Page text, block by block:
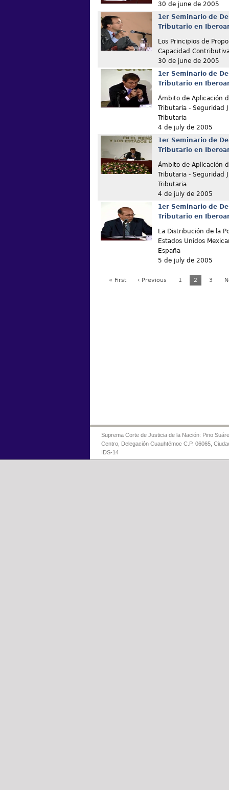
30 de june de 2005
1er Seminario de
Tributario en
Los Principios de
Capacidad
30 de june de 2005
1er Seminario de
Tributario en
Ámbito de Aplicación
Tributaria - Seguridad
Tributaria
4 de july de 2005
1er Seminario de
Tributario en
Ámbito de Aplicación
Tributaria - Seguridad
Tributaria
4 de july de 2005
1er Seminario de
Tributario en
La Distribución de la
Estados Unidos
España
5 de july de 2005
« First ‹ Previous 1 2 3
Suprema Corte de Justicia de la Nación: Pino
Centro, Delegación Cuauhtémoc C.P. 06065,
IDS-14